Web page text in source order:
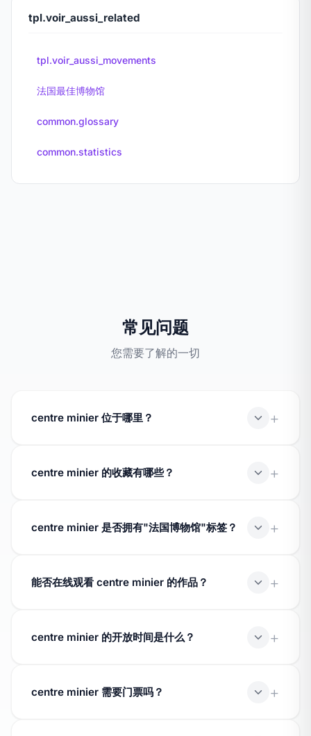
tpl.voir_aussi_related
tpl.voir_aussi_movements
法国最佳博物馆
common.glossary
common.statistics
常见问题
您需要了解的一切
centre minier 位于哪里？
看博物馆页面以获取完整地址和联系方式。
centre minier 的收藏有哪些？
库。请查看博物馆页面了解其馆藏涵盖的主题领域。
centre minier 是否拥有"法国博物馆"标签？
签，该标签保证其收藏的质量和可访问性。
能否在线观看 centre minier 的作品？
Joconde 数据库查看。在线可用的作品数量可能有所不
centre minier 的开放时间是什么？
阅其官方网站以获取最新开放时间。
centre minier 需要门票吗？